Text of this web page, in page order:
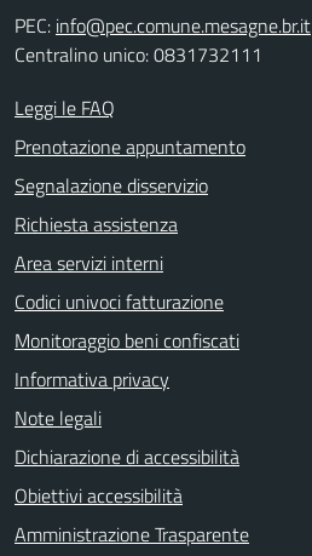
PEC: info@pec.comune.mesagne.br.it
Centralino unico: 0831732111
Leggi le FAQ
Prenotazione appuntamento
Segnalazione disservizio
Richiesta assistenza
Area servizi interni
Codici univoci fatturazione
Monitoraggio beni confiscati
Informativa privacy
Note legali
Dichiarazione di accessibilità
Obiettivi accessibilità
Amministrazione Trasparente